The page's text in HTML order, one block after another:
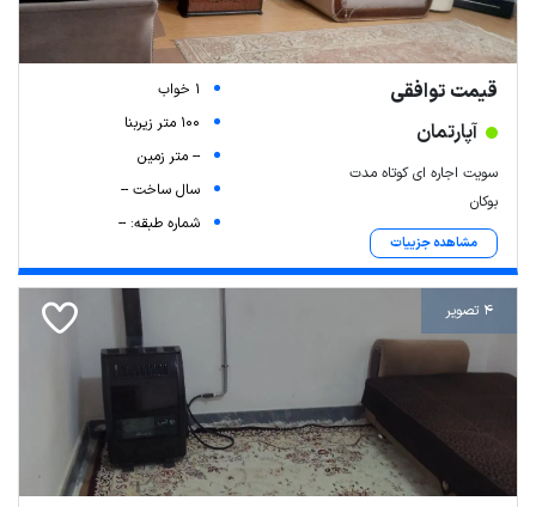
قیمت توافقی
آپارتمان
سویت اجاره ای کوتاه مدت
بوکان
مشاهده جزییات
1 خواب
100 متر زیربنا
-- متر زمین
سال ساخت --
شماره طبقه: --
4 تصویر